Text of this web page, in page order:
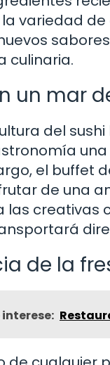
variedad
culinaria.
un mar
del
el buffet
de una
las creativas
de la